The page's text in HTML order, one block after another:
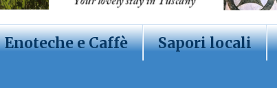
Enoteche e Caffè Sapori locali